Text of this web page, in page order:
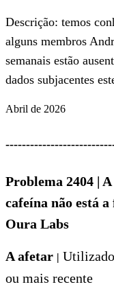
Descrição: temos
alguns membros
semanais estão
dados subjacentes
Abril de 2026
Problema 2404 |
cafeína não está
Oura Labs
A afetar |
ou mais recente